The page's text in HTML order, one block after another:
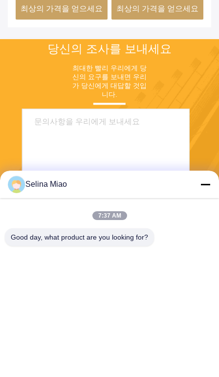
최상의 가격을 얻으세요 최상의 가격을 얻으세요
당신의 조사를 보내세요
최대한 빨리 우리에게 당
신의 요구를 보내면 우리
가 당신에게 대답할 것입
니다.
Selina Miao
7:37 AM
Good day, what product are you looking for?